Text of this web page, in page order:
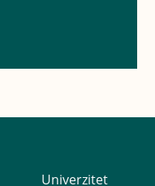
Univerzitet